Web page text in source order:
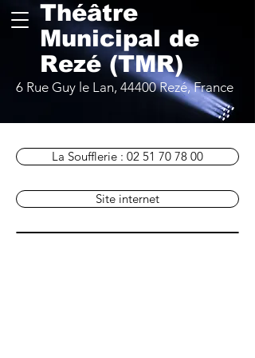
Théâtre
Municipal de
Rezé (TMR)
6 Rue Guy le Lan, 44400 Rezé, France
La Soufflerie : 02 51 70 78 00
Site internet